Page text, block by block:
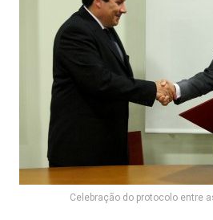
Celebração do protocolo entre